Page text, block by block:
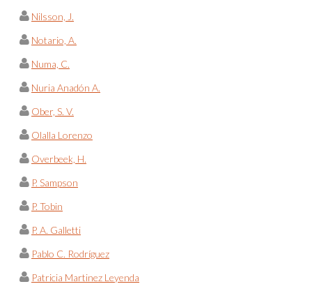
Nilsson, J.
Notario, A.
Numa, C.
Nuria Anadón A.
Ober, S. V.
Olalla Lorenzo
Overbeek, H.
P. Sampson
P. Tobin
P. A. Galletti
Pablo C. Rodríguez
Patricia Martinez Leyenda